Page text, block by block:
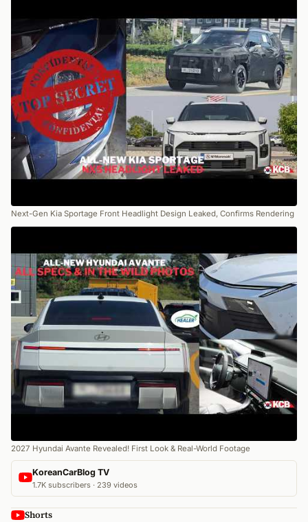
Next-Gen Kia Sportage Front Headlight Design Leaked, Confirms Rendering
2027 Hyundai Avante Revealed! First Look & Real-World Footage
KoreanCarBlog TV
1.7K subscribers · 239 videos
Shorts